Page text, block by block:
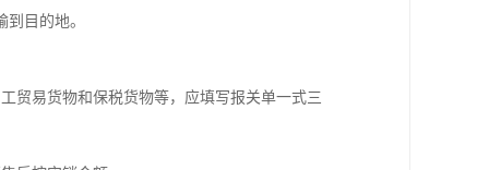
目的地。
贸易货物和保税货物等，应填写报关单一式三